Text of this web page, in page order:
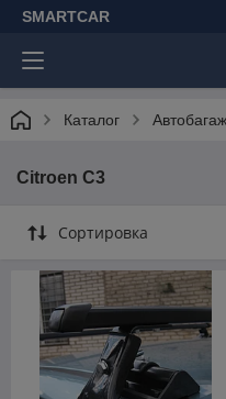
SMARTCAR
Каталог
Citroen С3
Сортировка